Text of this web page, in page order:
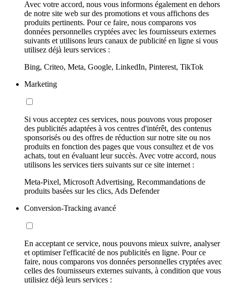
Avec votre accord, nous vous informons également en dehors
de notre site web sur des promotions et vous affichons des
produits pertinents. Pour ce faire, nous comparons vos
données personnelles cryptées avec les fournisseurs externes
suivants et utilisons leurs canaux de publicité en ligne si vous
utilisez déjà leurs services :
Bing, Criteo, Meta, Google, LinkedIn, Pinterest, TikTok
Marketing
Si vous acceptez ces services, nous pouvons vous proposer
des publicités adaptées à vos centres d'intérêt, des contenus
sponsorisés ou des offres de réduction sur notre site ou nos
produits en fonction des pages que vous consultez et de vos
achats, tout en évaluant leur succès. Avec votre accord, nous
utilisons les services tiers suivants sur ce site internet :
Meta-Pixel, Microsoft Advertising, Recommandations de
produits basées sur les clics, Ads Defender
Conversion-Tracking avancé
En acceptant ce service, nous pouvons mieux suivre, analyser
et optimiser l'efficacité de nos publicités en ligne. Pour ce
faire, nous comparons vos données personnelles cryptées avec
celles des fournisseurs externes suivants, à condition que vous
utilisiez déjà leurs services :